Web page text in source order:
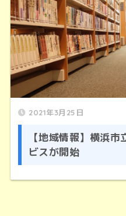
2021年3月25日
【地域情報】横浜
ビスが開始